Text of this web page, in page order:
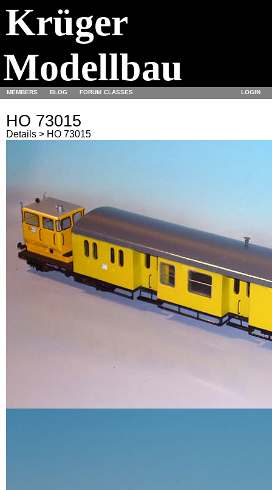
Krüger
Modellbau
MEMBERS BLOG FORUM CLASSES LOGIN
HO 73015
Details > HO 73015